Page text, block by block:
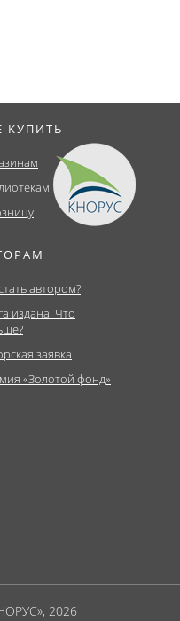
КУПИТЬ
автором?
издана. Что
заявка
«Золотой фонд»
2026